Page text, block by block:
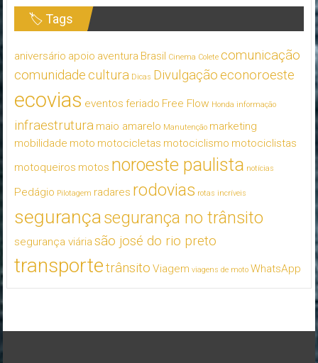
🏷 Tags
aniversário apoio aventura Brasil Cinema Colete comunicação
comunidade cultura Dicas Divulgação econoroeste
ecovias eventos feriado Free Flow Honda informação
infraestrutura maio amarelo Manutenção marketing
mobilidade moto motocicletas motociclismo motociclistas
motoqueiros motos noroeste paulista notícias
Pedágio Pilotagem radares rodovias rotas incríveis
segurançasegurança no trânsito
segurança viária são josé do rio preto
transportetrânsito Viagem viagens de moto WhatsApp